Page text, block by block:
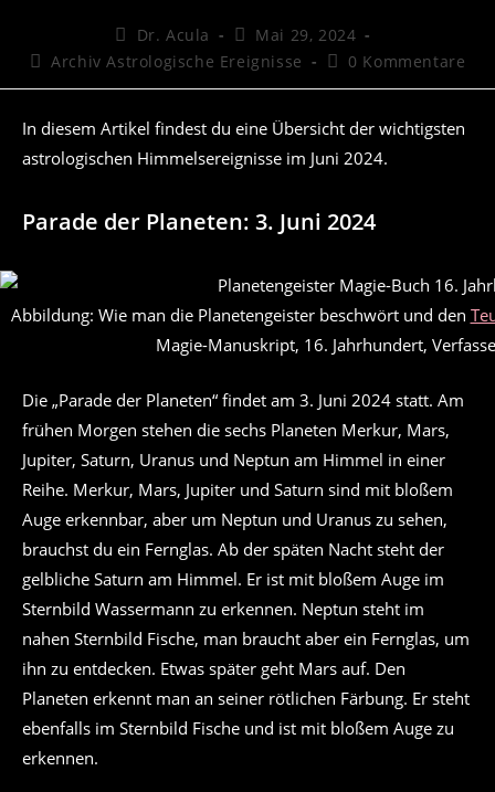
Beitrags-
Autor:
Dr. Acula
Beitrag
veröffentlicht:
Mai 29, 2024
Beitrags-
Archiv Astrologische Ereignisse
Beitrags-
0 Kommentare
In diesem Artikel findest du eine Übersicht der wichtigsten
astrologischen Himmelsereignisse im Juni 2024.
Parade der Planeten: 3. Juni 2024
Abbildung: Wie man die Planetengeister beschwört und den
Magie-Manuskript, 16. Jahrhundert,
Die „Parade der Planeten“ findet am 3. Juni 2024 statt. Am
frühen Morgen stehen die sechs Planeten Merkur, Mars,
Jupiter, Saturn, Uranus und Neptun am Himmel in einer
Reihe. Merkur, Mars, Jupiter und Saturn sind mit bloßem
Auge erkennbar, aber um Neptun und Uranus zu sehen,
brauchst du ein Fernglas. Ab der späten Nacht steht der
gelbliche Saturn am Himmel. Er ist mit bloßem Auge im
Sternbild Wassermann zu erkennen. Neptun steht im
nahen Sternbild Fische, man braucht aber ein Fernglas, um
ihn zu entdecken. Etwas später geht Mars auf. Den
Planeten erkennt man an seiner rötlichen Färbung. Er steht
ebenfalls im Sternbild Fische und ist mit bloßem Auge zu
erkennen.